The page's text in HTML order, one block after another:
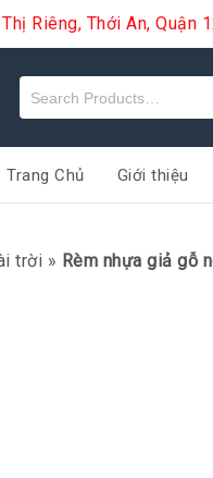
Riêng, Thới An, Quận
Trang Chủ Giới thiệu
trời » Rèm nhựa giả gỗ